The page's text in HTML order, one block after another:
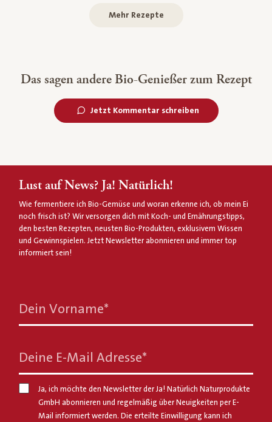
Mehr Rezepte
Das sagen andere Bio-Genießer zum Rezept
Jetzt Kommentar schreiben
Lust auf News? Ja! Natürlich!
Wie fermentiere ich Bio-Gemüse und woran erkenne ich, ob mein Ei
noch frisch ist? Wir versorgen dich mit Koch- und Ernährungstipps,
den besten Rezepten, neusten Bio-Produkten, exklusivem Wissen
und Gewinnspielen. Jetzt Newsletter abonnieren und immer top
informiert sein!
Dein Vorname*
Deine E-Mail Adresse*
Ja, ich möchte den Newsletter der Ja! Natürlich Naturprodukte
GmbH abonnieren und regelmäßig über Neuigkeiten per E-
Mail informiert werden. Die erteilte Einwilligung kann ich